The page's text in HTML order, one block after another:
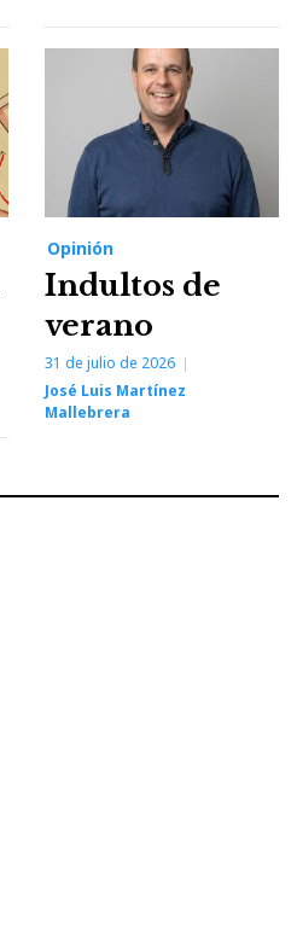
Opinión
Indultos de
verano
31 de julio de 2026
José Luis Martínez
Mallebrera